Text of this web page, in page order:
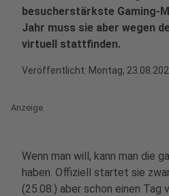
besucherstärkste Gaming-
Jahr muss sie aber wegen
virtuell stattfinden.
Veröffentlicht: Montag,
Anzeige
Wenn man will, kann man die
haben. Offiziell startet sie
(25.08.) aber schon einen Tag